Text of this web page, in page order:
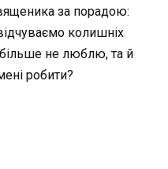
за порадою:
колишніх
більше не люблю, та й
робити?